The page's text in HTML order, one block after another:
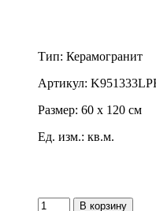
Тип: Керамогранит
Артикул:
Размер: 60 x 120 см
Ед. изм.: кв.м.